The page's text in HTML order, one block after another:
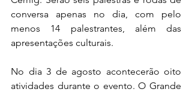
conversa apenas no dia, com pelo
menos 14 palestrantes, além das
apresentações culturais.
No dia 3 de agosto acontecerão oito
atividades durante o evento. O Grande